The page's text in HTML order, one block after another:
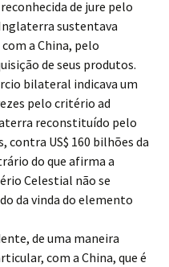
de jure pelo
sustentava
a China, pelo
de seus produtos.
bilateral indicava um
pelo critério ad
reconstituído pelo
contra US$ 160 bilhões da
do que afirma a
Celestial não se
da vinda do elemento
de uma maneira
com a China, que é